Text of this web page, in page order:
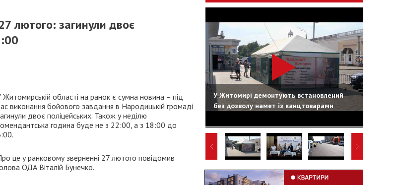
лютого: загинули двоє
Житомирській області на ранок є сумна новина – під
виконання бойового завдання в Народицькій громаді
двоє поліцейських. Також у неділю
година буде не з 22:00, а з 18:00 до
це у ранковому зверненні 27 лютого повідомив
ОДА Віталій Бунечко.
У Житомирі демонтують встановлений
без дозволу намет із канцтоварами